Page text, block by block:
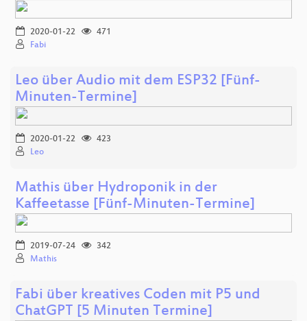
2020-01-22
471
Fabi
Leo über Audio mit dem ESP32 [Fünf-
Minuten-Termine]
2020-01-22
423
Leo
Mathis über Hydroponik in der
Kaffeetasse [Fünf-Minuten-Termine]
2019-07-24
342
Mathis
Fabi über kreatives Coden mit P5 und
ChatGPT [5 Minuten Termine]